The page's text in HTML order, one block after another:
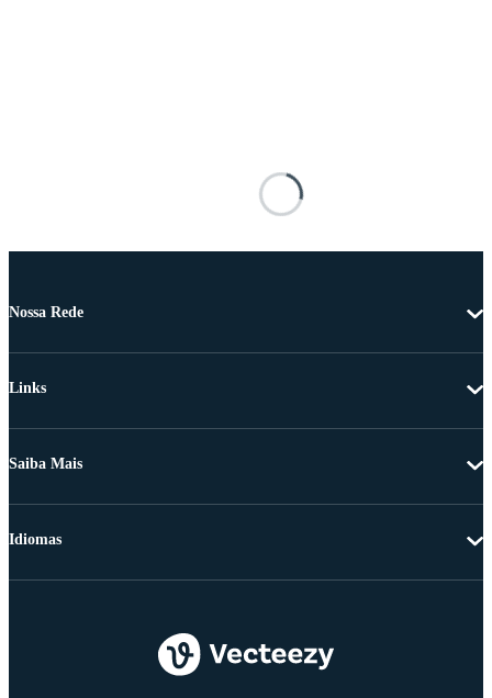
Nossa Rede
Links
Saiba Mais
Idiomas